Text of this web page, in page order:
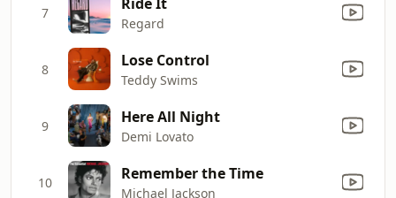
7
Regard
8 Lose Control
Teddy Swims
9 Here All Night
Demi Lovato
10 Remember the Time
Michael Jackson